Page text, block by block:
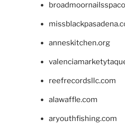
anneskitchen.org
reefrecordsllc.com
alawaffle.com
aryouthfishing.com